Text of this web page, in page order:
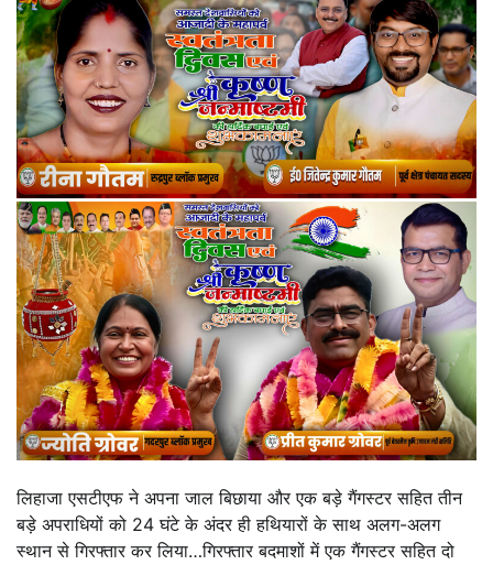
लिहाजा एसटीएफ ने अपना जाल बिछाया और एक बड़े गैंगस्टर सहित तीन
बड़े अपराधियों को 24 घंटे के अंदर ही हथियारों के साथ अलग-अलग
स्थान से गिरफ्तार कर लिया…गिरफ्तार बदमाशों में एक गैंगस्टर सहित दो